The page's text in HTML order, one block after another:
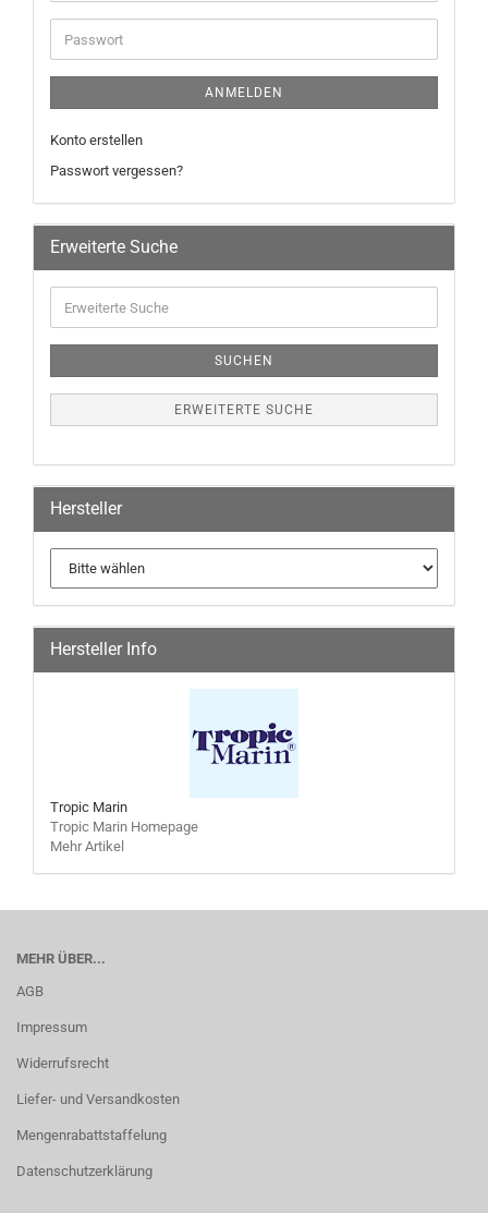
ANMELDEN
Konto erstellen
Passwort vergessen?
Erweiterte Suche
SUCHEN
ERWEITERTE SUCHE
Hersteller
Hersteller Info
Tropic Marin
Tropic Marin Homepage
Mehr Artikel
MEHR ÜBER...
AGB
Impressum
Widerrufsrecht
Liefer- und Versandkosten
Mengenrabattstaffelung
Datenschutzerklärung